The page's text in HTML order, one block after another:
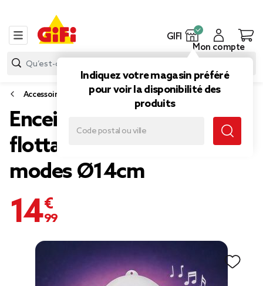
GIFI
Indiquez votre magasin préféré
pour voir la disponibilité des
produits
Mon compte
Accessoires et entretien piscine et spa
Enceinte lumineuse
flottante bluetooth 6
modes Ø14cm
14,99 €